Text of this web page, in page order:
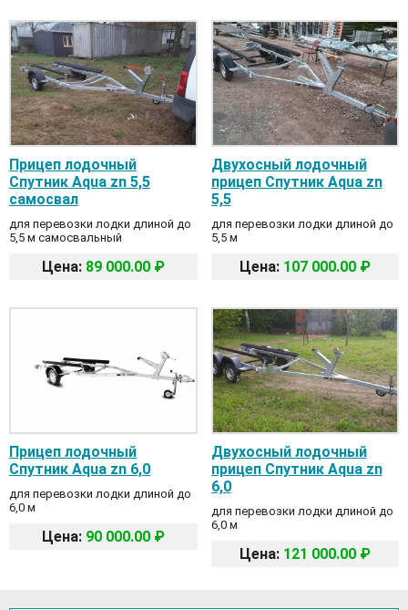
Прицеп лодочный
Спутник Aqua zn 5,5
самосвал
для перевозки лодки длиной до
5,5 м самосвальный
Цена: 89 000.00 ₽
Двухосный лодочный
прицеп Спутник Aqua zn
5,5
для перевозки лодки длиной до
5,5 м
Цена: 107 000.00 ₽
Прицеп лодочный
Спутник Aqua zn 6,0
для перевозки лодки длиной до
6,0 м
Цена: 90 000.00 ₽
Двухосный лодочный
прицеп Спутник Aqua zn
6,0
для перевозки лодки длиной до
6,0 м
Цена: 121 000.00 ₽